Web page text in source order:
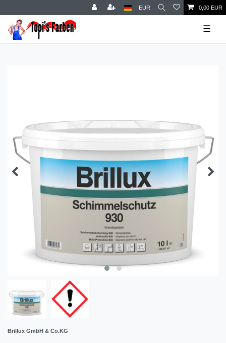
EUR 0,00 EUR
☰
Brillux GmbH & Co.KG